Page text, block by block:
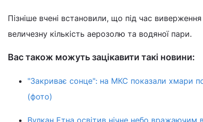
Пізніше вчені встановили, що під час
величезну кількість аерозолю та водяної пари.
Вас також можуть зацікавити такі новини:
"Закриває сонце": на МКС показали хмари
(фото)
Вулкан Етна освітив нічне небо